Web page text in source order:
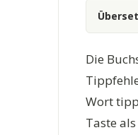
Die
Wort
Taste